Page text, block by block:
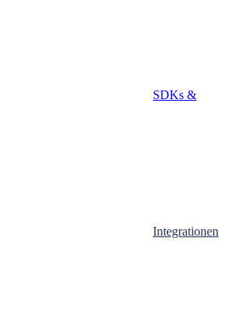
SDKs &
Integrationen